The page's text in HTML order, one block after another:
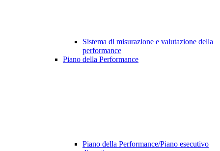
Sistema di misurazione e valutazione della
performance
Piano della Performance
Piano della Performance/Piano esecutivo